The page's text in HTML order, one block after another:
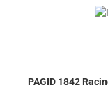
PAGID 1842